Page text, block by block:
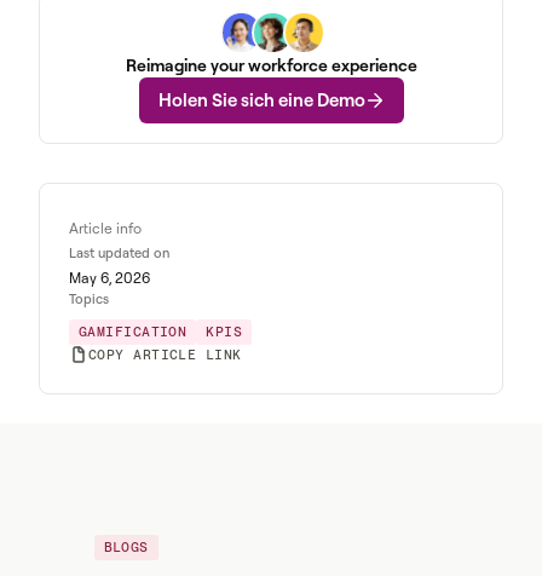
Reimagine your workforce experience
Holen Sie sich eine Demo
Article info
Last updated on
May 6, 2026
Topics
GAMIFICATION
KPIS
COPY ARTICLE LINK
BLOGS